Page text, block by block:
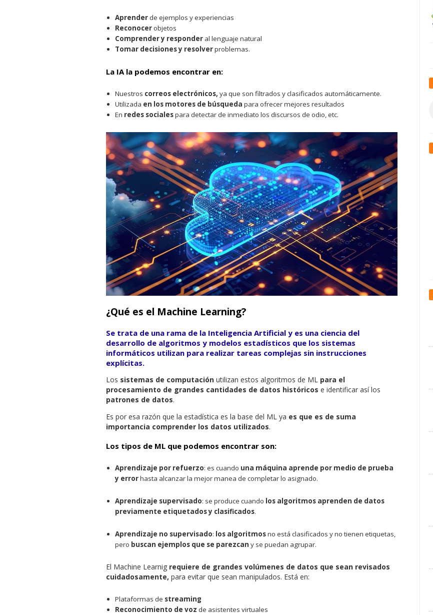
Aprenderde ejemplos y experiencias
Reconocerobjetos
Comprender y responder al lenguaje natural
Tomar decisiones y resolverproblemas.
La IA la podemos encontrar en:
Nuestros correos electrónicos, ya que son filtrados y clasificados automáticamente.
Utilizada en los motores de búsqueda para ofrecer mejores resultados
En redes socialespara detectar de inmediato los discursos de odio, etc.
¿Qué es el Machine Learning?
Se trata de una rama de la Inteligencia Artificial y es una ciencia del
desarrollo de algoritmos y modelos estadísticos que los sistemas
informáticos utilizan para realizar tareas complejas sin instrucciones
explícitas.
Los sistemas de computación utilizan estos algoritmos de ML para el
procesamiento de grandes cantidades de datos históricos e identificar así los
patrones de datos.
Es por esa razón que la estadística es la base del ML ya es que es de suma
importancia comprender los datos utilizados.
Los tipos de ML que podemos encontrar son:
Aprendizaje por refuerzo: es cuando una máquina aprende por medio de prueba
y errorhasta alcanzar la mejor manea de completar lo asignado.
Aprendizaje supervisado: se produce cuando los algoritmos aprenden de datos
previamente etiquetados y clasificados.
Aprendizaje no supervisado: los algoritmosno está clasificados y no tienen etiquetas,
pero buscan ejemplos que se parezcan y se puedan agrupar.
El Machine Learnig requiere de grandes volúmenes de datos que sean revisados
cuidadosamente, para evitar que sean manipulados. Está en:
Plataformas de streaming
Reconocimiento de voz de asistentes virtuales